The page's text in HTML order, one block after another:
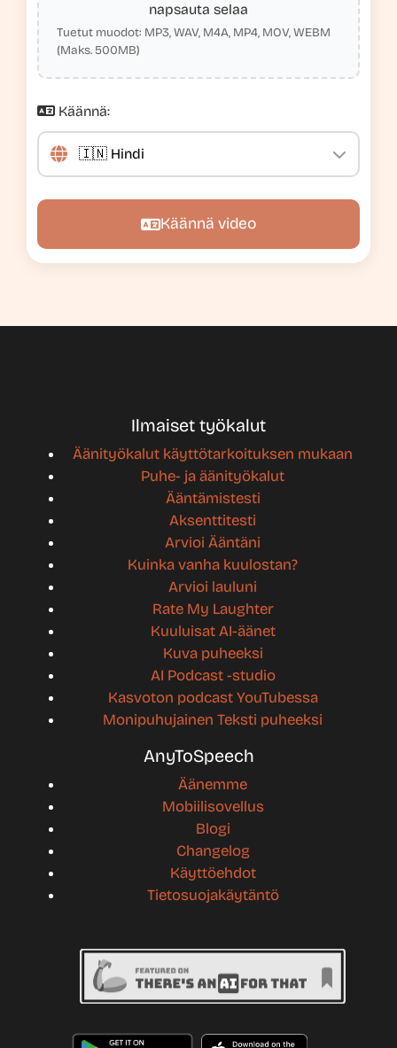
napsauta selaa
Tuetut muodot: MP3, WAV, M4A, MP4, MOV, WEBM
(Maks. 500MB)
Käännä:
Käännä video
Ilmaiset työkalut
Äänityökalut käyttötarkoituksen mukaan
Puhe- ja äänityökalut
Ääntämistesti
Aksenttitesti
Arvioi Ääntäni
Kuinka vanha kuulostan?
Arvioi lauluni
Rate My Laughter
Kuuluisat AI-äänet
Kuva puheeksi
AI Podcast -studio
Kasvoton podcast YouTubessa
Monipuhujainen Teksti puheeksi
AnyToSpeech
Äänemme
Mobiilisovellus
Blogi
Changelog
Käyttöehdot
Tietosuojakäytäntö